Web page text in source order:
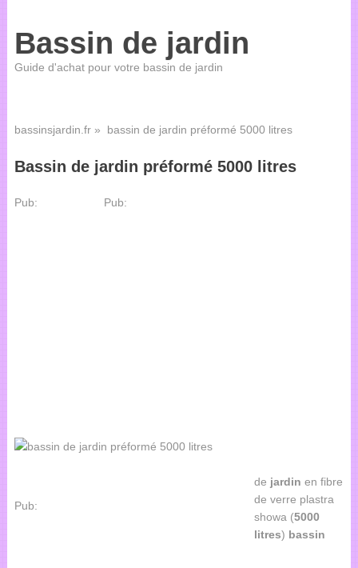
Bassin de jardin
Guide d'achat pour votre bassin de jardin
bassinsjardin.fr» bassin de jardin préformé 5000 litres
Bassin de jardin préformé 5000 litres
Pub: Pub:
Pub:
de jardin en fibre
de verre plastra
showa (5000
litres) bassin